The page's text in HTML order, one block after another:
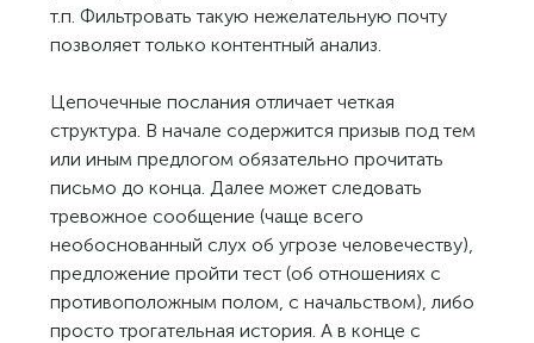
т.п. Фильтровать такую нежелательную почту
позволяет только контентный анализ.
Цепочечные послания отличает четкая
структура. В начале содержится призыв под тем
или иным предлогом обязательно прочитать
письмо до конца. Далее может следовать
тревожное сообщение (чаще всего
необоснованный слух об угрозе человечеству),
предложение пройти тест (об отношениях с
противоположным полом, с начальством), либо
просто трогательная история. А в конце с